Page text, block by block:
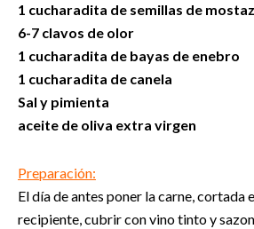
1 cucharadita de semillas de
6-7 clavos de olor
1 cucharadita de bayas de enebro
1 cucharadita de canela
Sal y pimienta
aceite de oliva extra virgen
Preparación:
El día de antes poner la carne, cortada
recipiente, cubrir con vino tinto y